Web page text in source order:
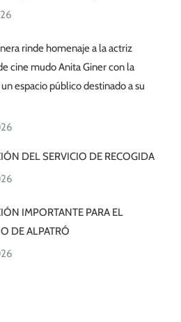
rinde homenaje a la actriz
cine mudo Anita Giner con la
espacio público destinado a su
DEL SERVICIO DE RECOGIDA
IMPORTANTE PARA EL
DE ALPATRÓ